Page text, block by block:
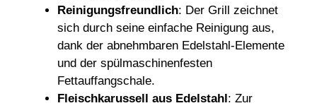
Reinigungsfreundlich: Der Grill zeichnet
sich durch seine einfache Reinigung aus,
dank der abnehmbaren Edelstahl-Elemente
und der spülmaschinenfesten
Fettauffangschale.
Fleischkarussell aus Edelstahl: Zur